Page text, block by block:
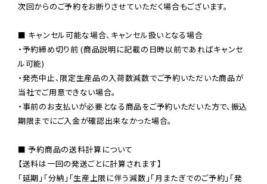
次回からのご予約をお断りさせていただく場合もございます。
■ キャンセル可能な場合、キャンセル扱いとなる場合
・予約締め切り前 (商品説明に記載の日時以前であればキャンセ
ル可能)
・発売中止、限定生産品の入荷数減数でご予約いただいた商品が
当社でご用意できない場合。
・事前のお支払いが必要となる商品をご予約いただいた方で、振込
期限までにご入金が確認出来なかった場合。
■ 予約商品の送料計算について
【送料は一回の発送ごとに計算されます】
「延期」「分納」「生産上限に伴う減数」「月またぎでのご予約」「発